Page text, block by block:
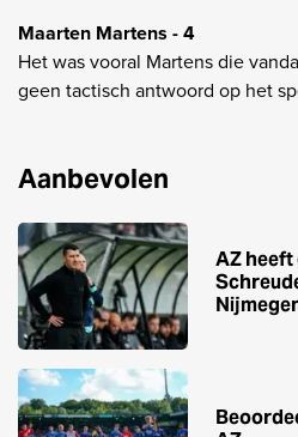
Maarten Martens - 4
Het was vooral Martens die
geen tactisch antwoord op het
Aanbevolen
AZ